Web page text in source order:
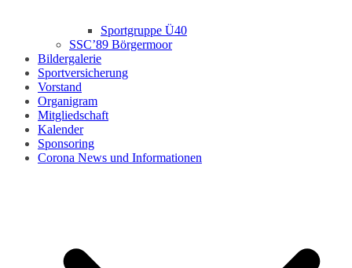
Sportgruppe Ü40
SSC’89 Börgermoor
Bildergalerie
Sportversicherung
Vorstand
Organigram
Mitgliedschaft
Kalender
Sponsoring
Corona News und Informationen